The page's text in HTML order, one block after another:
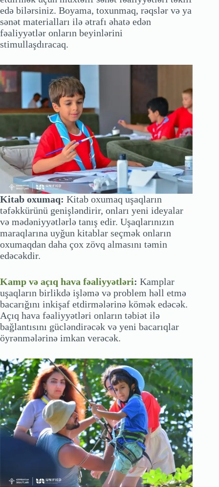
edə bilərsiniz. Boyama, toxunmaq, rəqslər və ya
sənət materialları ilə ətrafı əhatə edən
fəaliyyətlər onların beyinlərini
stimullaşdıracaq.
Kitab oxumaq: Kitab oxumaq uşaqların
təfəkkürünü genişləndirir, onları yeni ideyalar
və mədəniyyətlərlə tanış edir. Uşaqlarınızın
maraqlarına uyğun kitablar seçmək onların
oxumaqdan daha çox zövq almasını təmin
edəcəkdir.
Kamp və açıq hava fəaliyyətləri: Kamplar
uşaqların birlikdə işləmə və problem həll etmə
bacarığını inkişaf etdirmələrinə kömək edəcək.
Açıq hava fəaliyyətləri onların təbiət ilə
bağlantısını gücləndirəcək və yeni bacarıqlar
öyrənmələrinə imkan verəcək.